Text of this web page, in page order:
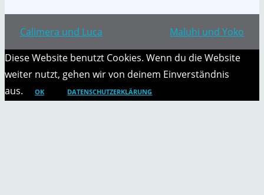
Calimera und Luca
Maluhi und Yoko
Diese Website benutzt Cookies. Wenn du die Website
weiter nutzt, gehen wir von deinem Einverständnis
aus.
OK DATENSCHUTZERKLÄRUNG